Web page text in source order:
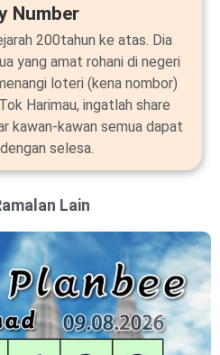
Number
200tahun ke atas. Dia
yang amat rohani di negeri
loteri (kena nombor)
Harimau, ingatlah share
kawan-kawan semua dapat
selesa.
Lain